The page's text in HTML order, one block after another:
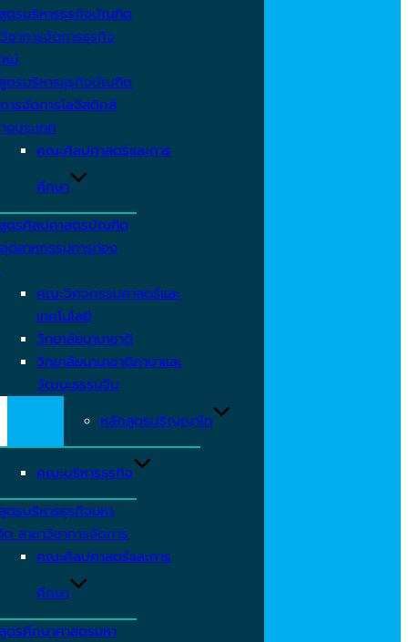
ตรบริหารธุรกิจบัณฑิต
ชาการจัดการธุรกิจ
ม่
ตรบริหารธุรกิจบัณฑิต
ารจัดการโลจิสติกส์
งประเทศ
คณะศิลปศาสตร์และการ
ศึกษา
ตรศิลปศาสตรบัณฑิต
ตสาหกรรมการท่อง
คณะวิศวกรรมศาสตร์และ
เทคโนโลยี
วิทยาลัยนานาชาติ
วิทยาลัยนานาชาติภาษาและ
วัฒนะธรรมจีน
หลักสูตรปริญญาโท
คณะบริหารธุรกิจ
ตรบริหารธุรกิจมหา
สาขาวิชาการจัดการ
คณะศิลปศาสตร์และการ
ศึกษา
ตรศึกษาศาสตรมหา